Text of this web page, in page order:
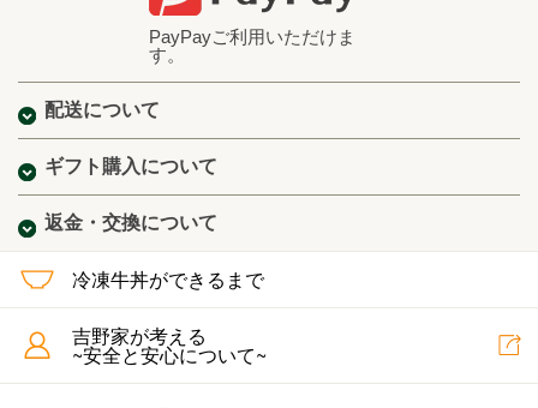
PayPayご利用いただけま
す。
配送について
ギフト購入について
返金・交換について
冷凍牛丼ができるまで
吉野家が考える
~安全と安心について~